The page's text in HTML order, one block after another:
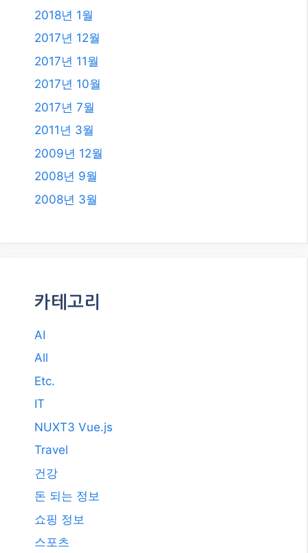
2018년 1월
2017년 12월
2017년 11월
2017년 10월
2017년 7월
2011년 3월
2009년 12월
2008년 9월
2008년 3월
카테고리
AI
All
Etc.
IT
NUXT3 Vue.js
Travel
건강
돈 되는 정보
쇼핑 정보
스포츠